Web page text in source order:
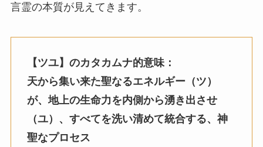
言霊の本質が見えてきます。
【ツユ】のカタカムナ的意味：
天から集い来た聖なるエネルギー（ツ）
が、地上の生命力を内側から湧き出させ
（ユ）、すべてを洗い清めて統合する、神
聖なプロセス